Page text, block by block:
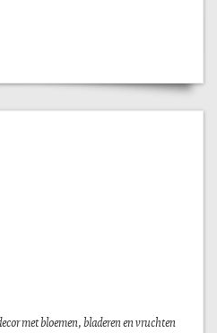
met bloemen, bladeren en vruchten